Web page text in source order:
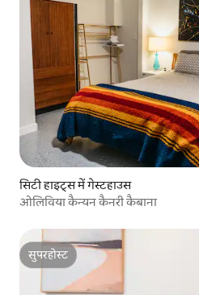
सिटी हाइट्स में गेस्टहाउस
ओलिविया कैन्यन कैनरी कैबाना
सुपरहोस्ट
सुपरहोस्ट